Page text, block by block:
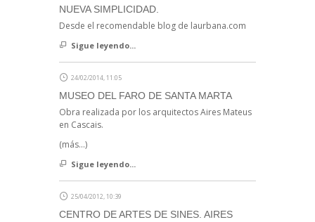
NUEVA SIMPLICIDAD.
Desde el recomendable blog de laurbana.com
Sigue leyendo...
24/02/2014, 11:05
MUSEO DEL FARO DE SANTA MARTA
Obra realizada por los arquitectos Aires Mateus
en Cascais.
(más…)
Sigue leyendo...
25/04/2012, 10:39
CENTRO DE ARTES DE SINES. AIRES